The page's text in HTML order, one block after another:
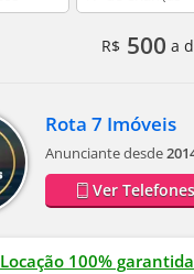
R$ 500 a
Rota 7 Imóveis
Anunciante desde
Ver Telefones
Locação 100% garantida